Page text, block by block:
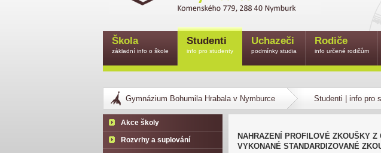
Gymnázium Bohumila Hrabala v Nymburce Studenti | info pro
NAHRAZENÍ PROFILOVÉ ZKOUŠKY
VYKONANÉ STANDARDIZOVANÉ
Akce školy
Rozvrhy a suplování
Škola
základní info o škole
Studenti
info pro studenty
Uchazeči
podmínky studia
Rodiče
info určené rodičům